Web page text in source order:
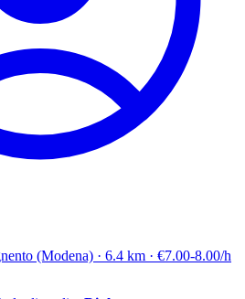
(Modena) · 6.4 km · €7.00-8.00/h